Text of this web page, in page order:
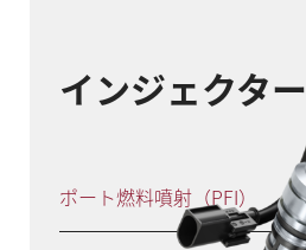
インジェクター
ポート燃料噴射（PFI）